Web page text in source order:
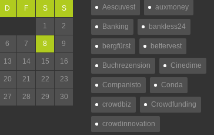
D F S S
1 2
6 7 8 9
13 14 15 16
20 21 22 23
27 28 29 30
Aescuvest auxmoney
Banking bankless24
bergfürst bettervest
Buchrezension Cinedime
Companisto Conda
crowdbiz Crowdfunding
crowdinnovation